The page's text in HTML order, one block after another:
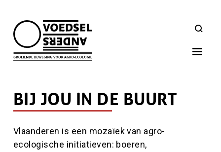
main
navigation
ZOEKEN
BIJ JOU IN DE BUURT
Inhoud
Vlaanderen is een mozaïek van agro-
ecologische initiatieven: boeren,